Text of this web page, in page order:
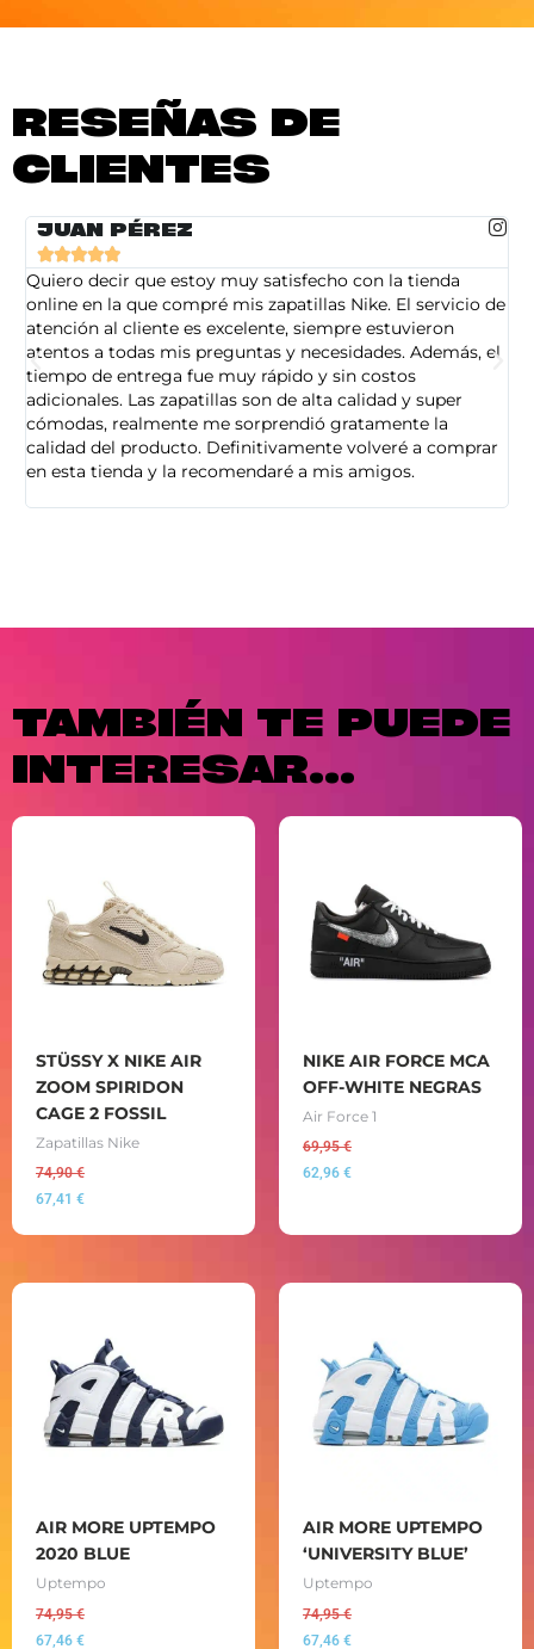
RESEÑAS DE
CLIENTES
JUAN PÉREZ

Quiero decir que estoy muy satisfecho con la tienda
online en la que compré mis zapatillas Nike. El servicio de
atención al cliente es excelente, siempre estuvieron
atentos a todas mis preguntas y necesidades. Además, el
tiempo de entrega fue muy rápido y sin costos
adicionales. Las zapatillas son de alta calidad y super
cómodas, realmente me sorprendió gratamente la
calidad del producto. Definitivamente volveré a comprar
en esta tienda y la recomendaré a mis amigos.
TAMBIÉN TE PUEDE
INTERESAR...
STÜSSY X NIKE AIR
ZOOM SPIRIDON
CAGE 2 FOSSIL
Zapatillas Nike
74,90€
67,41 €
NIKE AIR FORCE MCA
OFF-WHITE NEGRAS
Air Force 1
69,95€
62,96 €
AIR MORE UPTEMPO
2020 BLUE
Uptempo
74,95€
67,46 €
AIR MORE UPTEMPO
‘UNIVERSITY BLUE’
Uptempo
74,95€
67,46 €